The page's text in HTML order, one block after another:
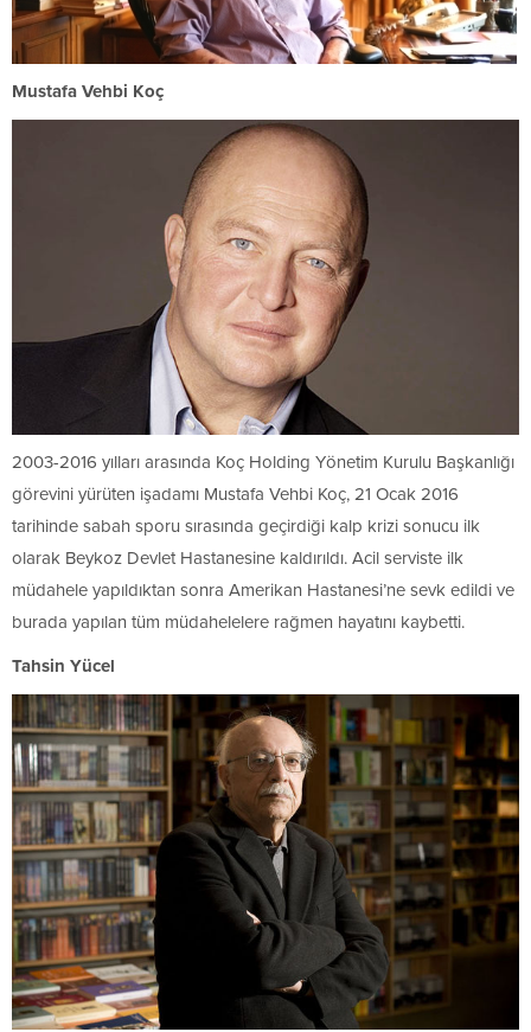
Mustafa Vehbi Koç
2003-2016 yılları arasında Koç Holding Yönetim Kurulu Başkanlığı
görevini yürüten işadamı Mustafa Vehbi Koç, 21 Ocak 2016
tarihinde sabah sporu sırasında geçirdiği kalp krizi sonucu ilk
olarak Beykoz Devlet Hastanesine kaldırıldı. Acil serviste ilk
müdahele yapıldıktan sonra Amerikan Hastanesi’ne sevk edildi ve
burada yapılan tüm müdahelelere rağmen hayatını kaybetti.
Tahsin Yücel